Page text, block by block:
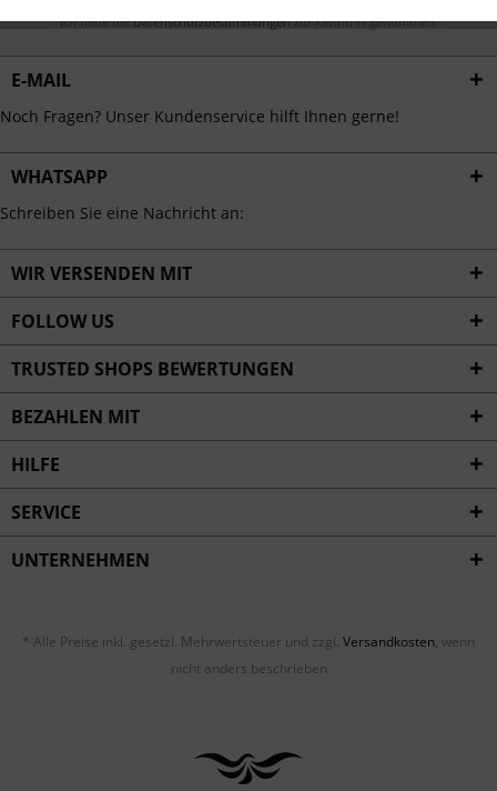
Ich habe dieDatenschutzbestimmungenzur Kenntnis genommen.
E-MAIL
Noch Fragen? Unser Kundenservice hilft Ihnen gerne!
WHATSAPP
Schreiben Sie eine Nachricht an:
WIR VERSENDEN MIT
FOLLOW US
TRUSTED SHOPS BEWERTUNGEN
BEZAHLEN MIT
HILFE
SERVICE
UNTERNEHMEN
* Alle Preise inkl. gesetzl. Mehrwertsteuer und zzgl. Versandkosten, wenn
nicht anders beschrieben
Personalisierung Inaktiv
Service